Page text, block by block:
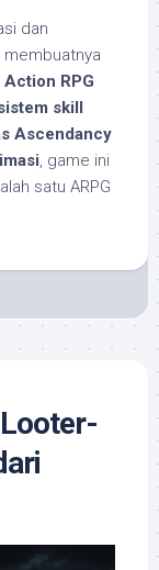
dan
Action RPG
skill
Ascendancy
, game ini
satu ARPG